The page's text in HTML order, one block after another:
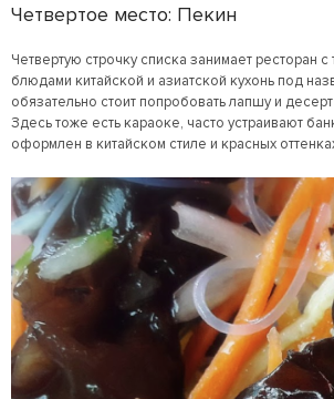
Четвертое место: Пекин
Четвертую строчку списка занимает ресторан
блюдами китайской и азиатской кухонь под
обязательно стоит попробовать лапшу и
Здесь тоже есть караоке, часто устраивают
оформлен в китайском стиле и красных